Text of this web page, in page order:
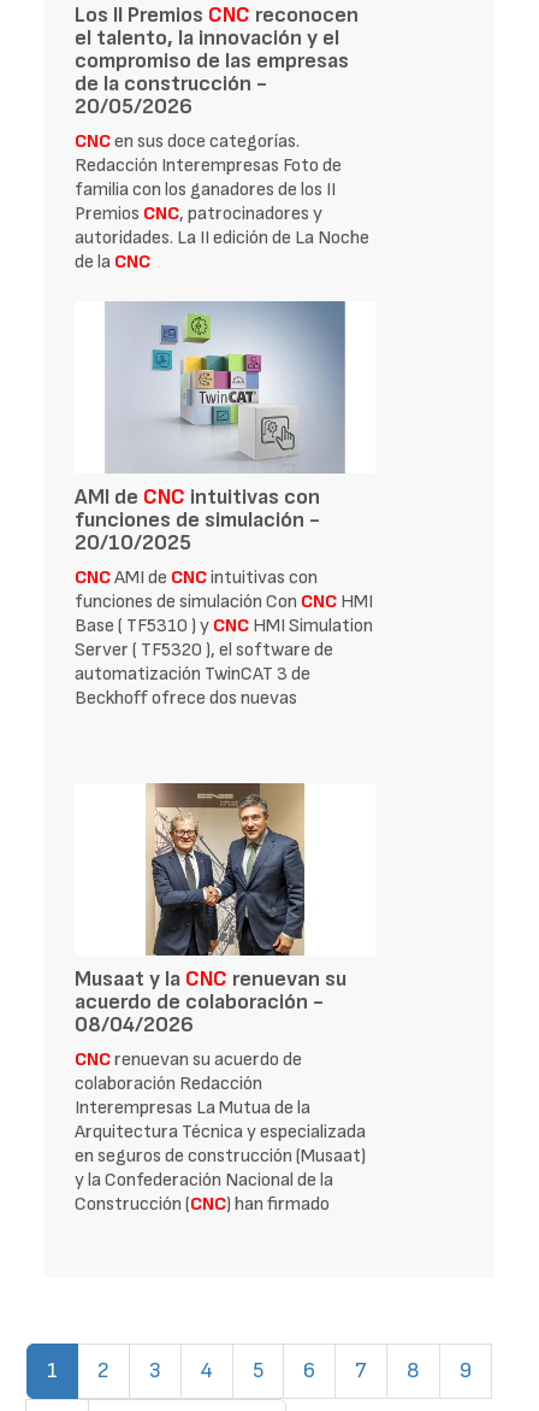
Los II Premios CNC reconocen
el talento, la innovación y el
compromiso de las empresas
de la construcción -
20/05/2026
CNCen sus doce categorías.
Redacción Interempresas Foto de
familia con los ganadores de los II
Premios CNC, patrocinadores y
autoridades. La II edición de La Noche
de la CNC
AMI de CNC intuitivas con
funciones de simulación -
20/10/2025
CNCAMI de CNCintuitivas con
funciones de simulación Con CNC HMI
Base ( TF5310 ) y CNC HMI Simulation
Server ( TF5320 ), el software de
automatización TwinCAT 3 de
Beckhoff ofrece dos nuevas
Musaat y la CNC renuevan su
acuerdo de colaboración -
08/04/2026
CNCrenuevan su acuerdo de
colaboración Redacción
Interempresas La Mutua de la
Arquitectura Técnica y especializada
en seguros de construcción (Musaat)
y la Confederación Nacional de la
Construcción (CNC) han firmado
1 (current)
2 3 4 5 6 7 8 9